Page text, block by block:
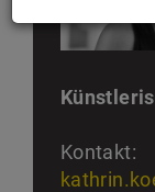
Kontakt: